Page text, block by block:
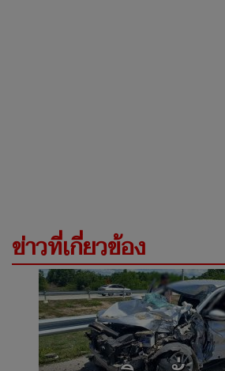
ข่าวที่เกี่ยวข้อง